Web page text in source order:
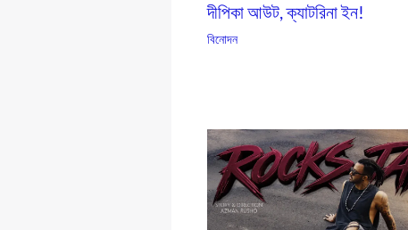
দীপিকা আউট, ক্যাটরিনা ইন!
বিনোদন